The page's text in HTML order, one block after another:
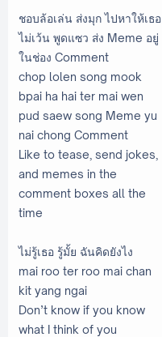
ชอบล้อเล่น ส่งมุก ไปหาให้เธอ
ไม่เว้น พูดแซว ส่ง Meme อยู่
ในช่อง Comment
chop lolen song mook
bpai ha hai ter mai wen
pud saew song Meme yu
nai chong Comment
Like to tease, send jokes,
and memes in the
comment boxes all the
time
ไม่รู้เธอ รู้มั้ย ฉันคิดยังไง
mai roo ter roo mai chan
kit yang ngai
Don’t know if you know
what I think of you